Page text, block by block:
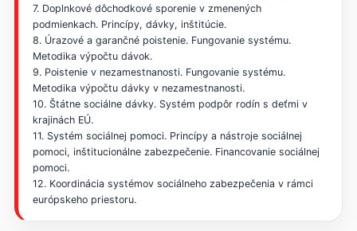
7. Doplnkové dôchodkové sporenie v zmenených
podmienkach. Princípy, dávky, inštitúcie.
8. Úrazové a garančné poistenie. Fungovanie systému.
Metodika výpočtu dávok.
9. Poistenie v nezamestnanosti. Fungovanie systému.
Metodika výpočtu dávky v nezamestnanosti.
10. Štátne sociálne dávky. Systém podpôr rodín s deťmi v
krajinách EÚ.
11. Systém sociálnej pomoci. Princípy a nástroje sociálnej
pomoci, inštitucionálne zabezpečenie. Financovanie sociálnej
pomoci.
12. Koordinácia systémov sociálneho zabezpečenia v rámci
európskeho priestoru.